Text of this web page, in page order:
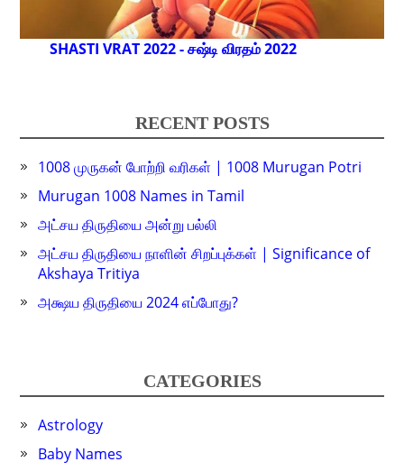
SHASTI VRAT 2022 - சஷ்டி விரதம் 2022
RECENT POSTS
1008 முருகன் போற்றி வரிகள் | 1008 Murugan Potri
Murugan 1008 Names in Tamil
அட்சய திருதியை அன்று பல்லி
அட்சய திருதியை நாளின் சிறப்புக்கள் | Significance of
Akshaya Tritiya
அக்ஷய திருதியை 2024 எப்போது?
CATEGORIES
Astrology
Baby Names